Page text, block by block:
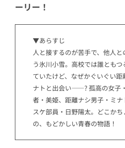
ーリー！
▼あらすじ
人と接するのが苦手で、他人
う氷川小雪。高校では誰とも
ていたけど、なぜかぐいぐい
ナトと出会い――? 孤高の女子
者・美姫、距離ナシ男子・ミ
スケ部員・日野陽太。どこか
の、もどかしい青春の物語！